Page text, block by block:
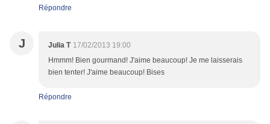
Répondre
J Julia T 17/02/2013 19:00
Hmmm! Bien gourmand! J'aime beaucoup! Je me laisserais
bien tenter! J'aime beaucoup! Bises
Répondre